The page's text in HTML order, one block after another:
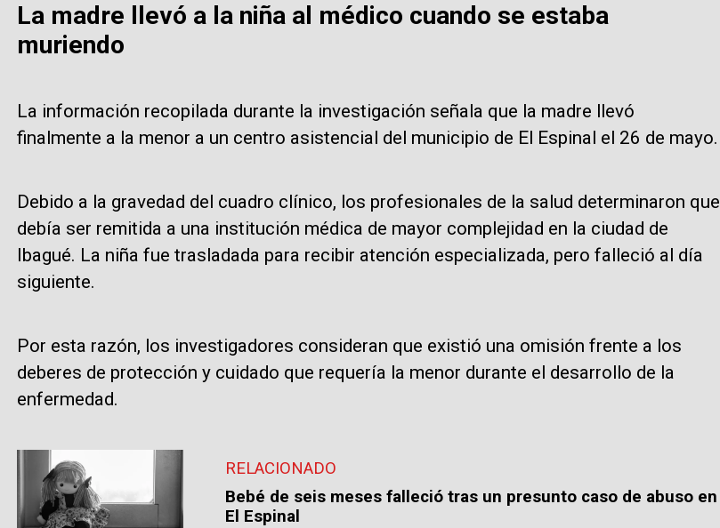
La madre llevó a la niña al médico cuando se estaba
muriendo
La información recopilada durante la investigación señala que la madre llevó
finalmente a la menor a un centro asistencial del municipio de El Espinal el 26 de mayo.
Debido a la gravedad del cuadro clínico, los profesionales de la salud determinaron que
debía ser remitida a una institución médica de mayor complejidad en la ciudad de
Ibagué. La niña fue trasladada para recibir atención especializada, pero falleció al día
siguiente.
Por esta razón, los investigadores consideran que existió una omisión frente a los
deberes de protección y cuidado que requería la menor durante el desarrollo de la
enfermedad.
RELACIONADO
Bebé de seis meses falleció tras un presunto caso de abuso en
El Espinal